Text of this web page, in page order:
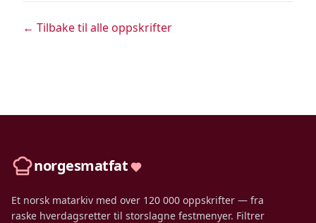
← Tilbake til alle oppskrifter
norgesmatfat
Et norsk matarkiv med over 120 000 oppskrifter — fra
raske hverdagsretter til storslagne festmenyer. Filtrer